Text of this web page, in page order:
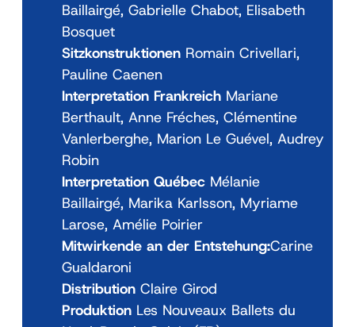
Baillairgé, Gabrielle Chabot, Elisabeth
Bosquet
Sitzkonstruktionen Romain Crivellari,
Pauline Caenen
Interpretation Frankreich Mariane
Berthault, Anne Fréches, Clémentine
Vanlerberghe, Marion Le Guével, Audrey
Robin
Interpretation Québec Mélanie
Baillairgé, Marika Karlsson, Myriame
Larose, Amélie Poirier
Mitwirkende an der Entstehung:Carine
Gualdaroni
Distribution Claire Girod
Produktion Les Nouveaux Ballets du